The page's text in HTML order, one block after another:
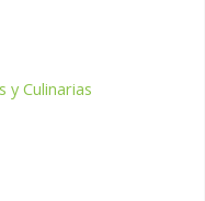
y Culinarias